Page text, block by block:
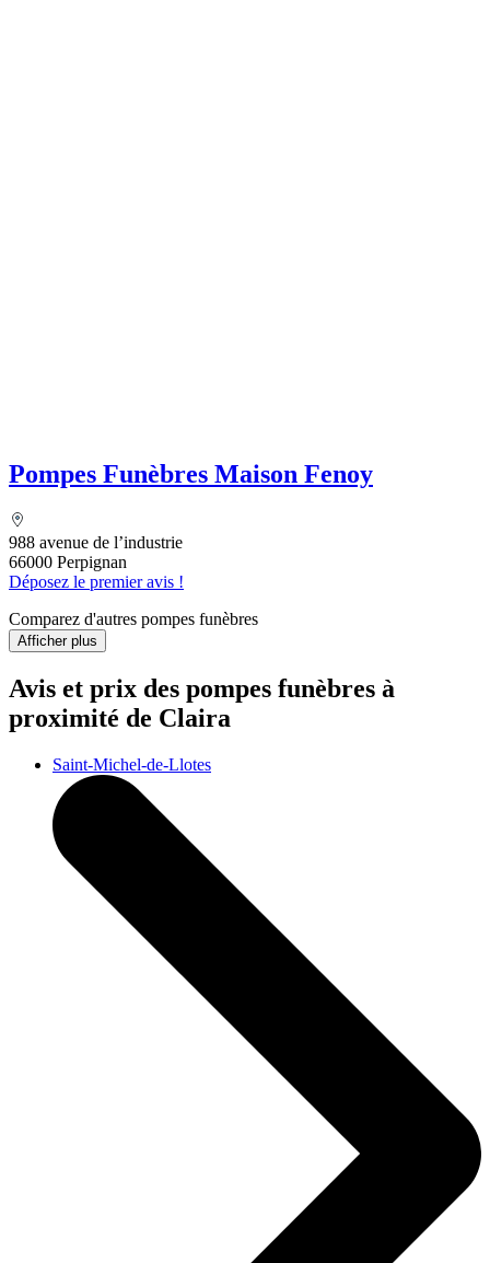
Pompes Funèbres Maison Fenoy
988 avenue de l’industrie
66000 Perpignan
Déposez le premier avis !
Comparez d'autres pompes funèbres
Afficher plus
Avis et prix des pompes funèbres à
proximité de Claira
Saint-Michel-de-Llotes